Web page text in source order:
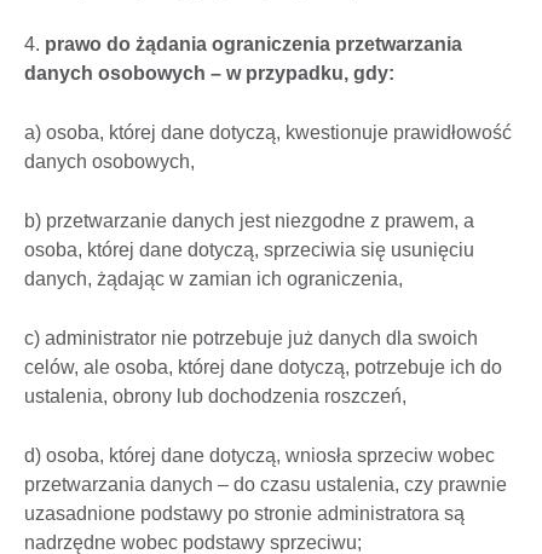
4. prawo do żądania ograniczenia przetwarzania
danych osobowych – w przypadku, gdy:
a) osoba, której dane dotyczą, kwestionuje prawidłowość
danych osobowych,
b) przetwarzanie danych jest niezgodne z prawem, a
osoba, której dane dotyczą, sprzeciwia się usunięciu
danych, żądając w zamian ich ograniczenia,
c) administrator nie potrzebuje już danych dla swoich
celów, ale osoba, której dane dotyczą, potrzebuje ich do
ustalenia, obrony lub dochodzenia roszczeń,
d) osoba, której dane dotyczą, wniosła sprzeciw wobec
przetwarzania danych – do czasu ustalenia, czy prawnie
uzasadnione podstawy po stronie administratora są
nadrzędne wobec podstawy sprzeciwu;